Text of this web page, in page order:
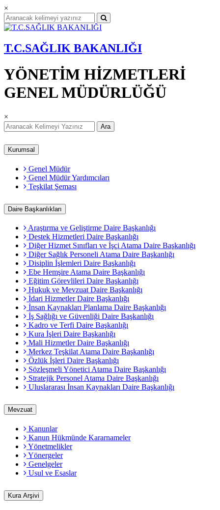
×
T.C.SAĞLIK BAKANLIĞI
YÖNETİM HİZMETLERİ
GENEL MÜDÜRLÜĞÜ
×
Ara
Kurumsal
Genel Müdür
Genel Müdür Yardımcıları
Teşkilat Şeması
Daire Başkanlıkları
Araştırma ve Geliştirme Daire Başkanlığı
Destek Hizmetleri Daire Başkanlığı
Diğer Hizmet Sınıfları ve İşçi Atama Daire Başkanlığı
Diğer Sağlık Personeli Atama Daire Başkanlığı
Disiplin İşlemleri Daire Başkanlığı
Ebe Hemşire Atama Daire Başkanlığı
Eğitim Görevlileri Daire Başkanlığı
Hukuk ve Mevzuat Daire Başkanlığı
İdari Hizmetler Daire Başkanlığı
İnsan Kaynakları Planlama Daire Başkanlığı
İş Sağlığı ve Güvenliği Daire Başkanlığı
Kadro ve Terfi Daire Başkanlığı
Kura İşleri Daire Başkanlığı
Mali Hizmetler Daire Başkanlığı
Merkez Teşkilat Atama Daire Başkanlığı
Özlük İşleri Daire Başkanlığı
Sözleşmeli Yönetici Atama Daire Başkanlığı
Stratejik Personel Atama Daire Başkanlığı
Uluslararası İnsan Kaynakları Daire Başkanlığı
Mevzuat
Kanunlar
Kanun Hükmünde Kararnameler
Yönetmelikler
Yönergeler
Genelgeler
Usul ve Esaslar
Kura Arşivi